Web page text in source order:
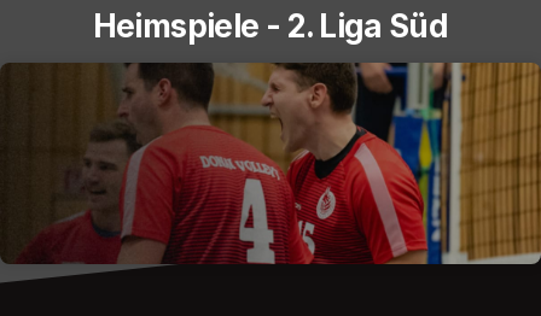
Heimspiele - 2. Liga Süd